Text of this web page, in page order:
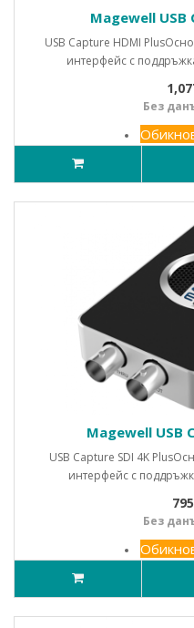
Magewell USB
USB Capture HDMI
интерфейс с
Без
Magewell USB
USB Capture SDI 4K
интерфейс с
Без